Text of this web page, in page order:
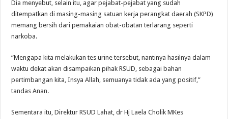
Dia menyebut, selain itu, agar pejabat-pejabat yang sudah
ditempatkan di masing-masing satuan kerja perangkat daerah (SKPD)
memang bersih dari pemakaian obat-obatan terlarang seperti
narkoba.
“Mengapa kita melakukan tes urine tersebut, nantinya hasilnya dalam
waktu dekat akan disampaikan pihak RSUD, sebagai bahan
pertimbangan kita, Insya Allah, semuanya tidak ada yang positif,”
tandas Anan.
Sementara itu, Direktur RSUD Lahat, dr Hj Laela Cholik MKes